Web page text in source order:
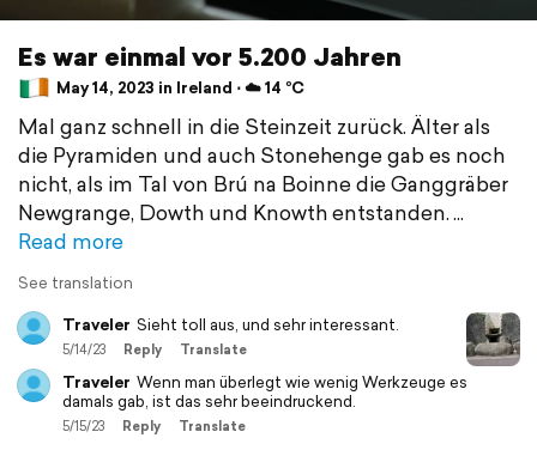
Es war einmal vor 5.200 Jahren
May 14, 2023 in Ireland ⋅ ☁️ 14 °C
Mal ganz schnell in die Steinzeit zurück. Älter als
die Pyramiden und auch Stonehenge gab es noch
nicht, als im Tal von Brú na Boinne die Ganggräber
Newgrange, Dowth und Knowth entstanden.
Read more
See translation
Traveler Sieht toll aus, und sehr interessant.
5/14/23 Reply Translate
Traveler Wenn man überlegt wie wenig Werkzeuge es
damals gab, ist das sehr beeindruckend.
5/15/23 Reply Translate